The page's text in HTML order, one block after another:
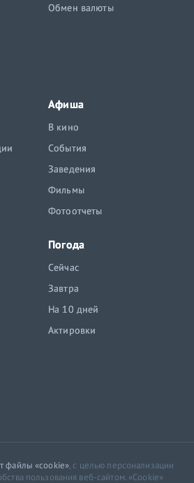
Обмен валюты
Афиша
В кино
События
Заведения
Фильмы
Фотоотчеты
Погода
Сейчас
Завтра
На 10 дней
Актировки
файлы «cookie», с целью персонализации
пользования веб-сайтом. «Cookie»